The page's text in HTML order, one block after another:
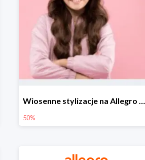
Wiosenne stylizacje na Allegro do -50%
50%